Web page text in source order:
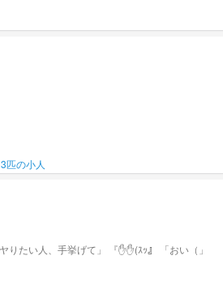
3匹の小人
「質問ある人、手挙げて」 『……』 「じゃあヤりたい人、手挙げて」 『✋✋(ｽｯ』 「おい（」